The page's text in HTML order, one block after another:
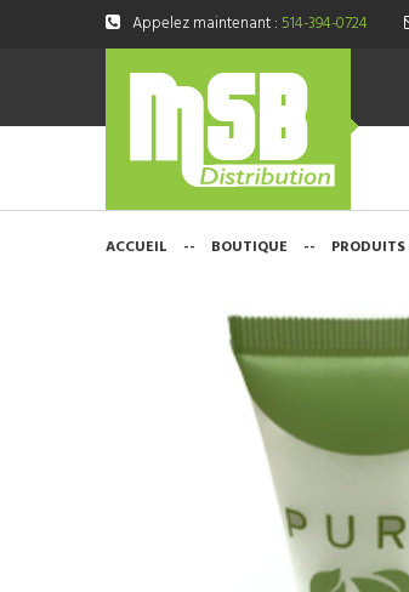
Appelez maintenant :514-394-0724
ACCUEIL -- BOUTIQUE --